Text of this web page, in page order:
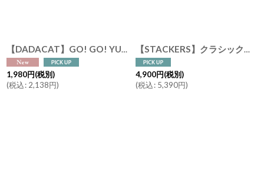
【DADACAT】GO! GO! YUBARI !! GO! GO! JAPAN !! ゼリー缶 4個入り （夕張メロンx２ 白桃 りんご） 日本画家の伊藤清子デザイン Made in Japan
1,980円(税別)
(税込: 2,138円)
【STACKERS】クラシック ジュエリーボックス Bracelet Layer ブレスレットレイヤー PANDORA 6 パンドラ6 ブレスレット チャーム トープ グレージュ Taupe イギリス スタッカーズ ロンドン
4,900円(税別)
(税込: 5,390円)